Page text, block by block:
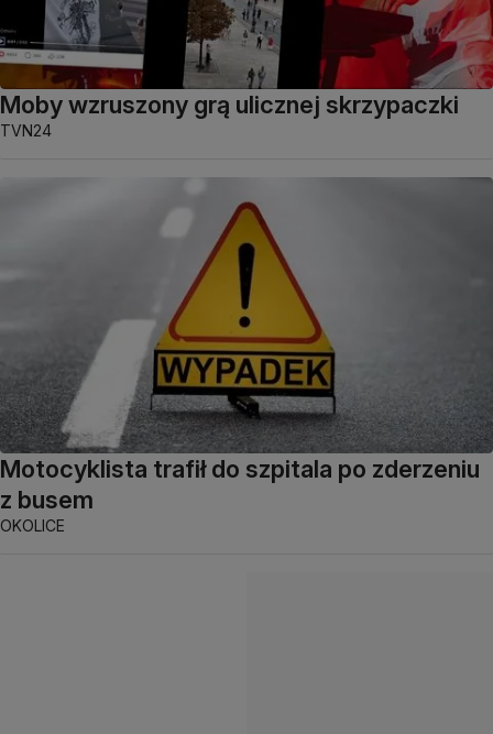
Moby wzruszony grą ulicznej skrzypaczki
TVN24
Motocyklista trafił do szpitala po zderzeniu
z busem
OKOLICE